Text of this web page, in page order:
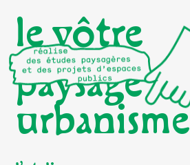
le vôtre
paysage
urbanisme